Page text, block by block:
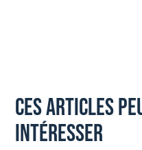
ces articles
intéresser